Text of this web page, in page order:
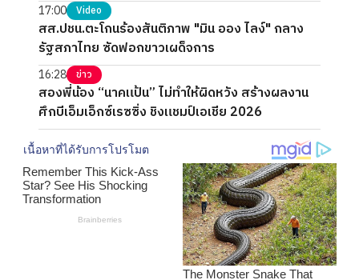
17:00 Video
สส.ปชน.ตะโกนร้องสันติภาพ "มิน ออง ไลง์" กลาง
รัฐสภาไทย ซัดฟอกขาวเผด็จการ
16:28 ข่าว
สองพี่น้อง “นาคแป้น” ไม่ทำให้ผิดหวัง สร้างผลงาน
ศึกบีเอ็มเอ็กซ์เรซซิ่ง ชิงแชมป์เอเชีย 2026